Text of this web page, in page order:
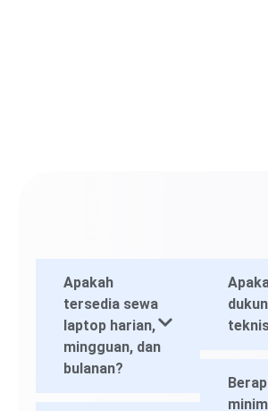
Apakah
tersedia sewa
laptop harian,
mingguan, dan
bulanan?